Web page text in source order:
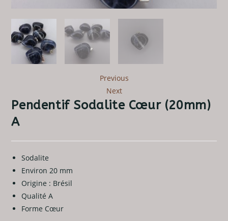
Previous
Next
Pendentif Sodalite Cœur (20mm)
A
Sodalite
Environ 20 mm
Origine : Brésil
Qualité A
Forme Cœur